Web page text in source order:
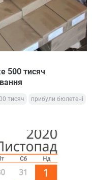
500 тисяч
тисяч
прибули бюлетені